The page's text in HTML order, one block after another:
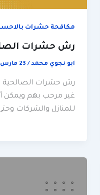
مكافحة حشرات
رش حشرات
ابو نجوي محمد/ 23 مارس، 2024
رش حشرات الصالحية
غير مرحب بهم ويمكن
للمنازل والشركات